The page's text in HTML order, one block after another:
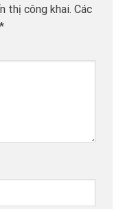
thị công khai. Các
*